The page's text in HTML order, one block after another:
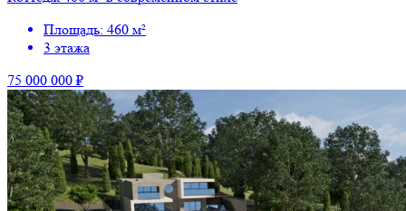
Площадь: 460 м²
3 этажа
75 000 000 ₽